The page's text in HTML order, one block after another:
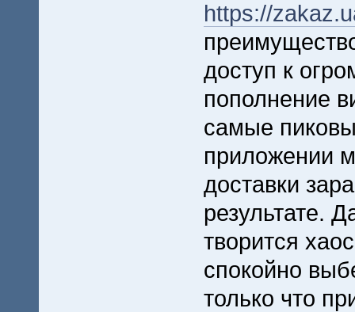
https://
доступ к
пополнение
самые
приложении
доставки
результате.
творится
спокойно
только что